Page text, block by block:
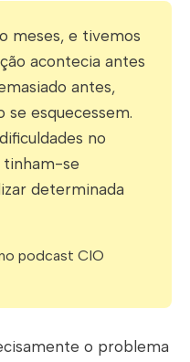
meses, e tivemos
acontecia antes
antes,
se esquecessem.
no
tinham-se
determinada
podcast CIO
o problema